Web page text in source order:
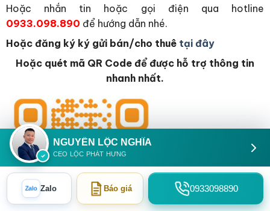
Hoặc nhắn tin hoặc gọi điện qua hotline
0933.098.890 để hướng dẫn nhé.
Hoặc đăng ký ký gửi bán/cho thuê tại đây
Hoặc quét mã QR Code để được hỗ trợ thông tin
nhanh nhất.
NGUYỄN LỘC NGHĨA
CEO LỘC PHÁT HƯNG
Zalo Zalo Báo giá 0933098890